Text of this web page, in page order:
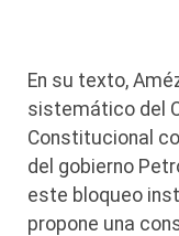
En su texto,
sistemático del
Constitucional
del gobierno
este bloqueo
propone una